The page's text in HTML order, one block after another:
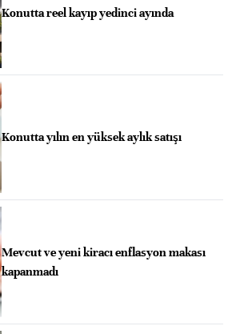
Konutta reel kayıp yedinci ayında
Konutta yılın en yüksek aylık satışı
Mevcut ve yeni kiracı enflasyon makası
kapanmadı